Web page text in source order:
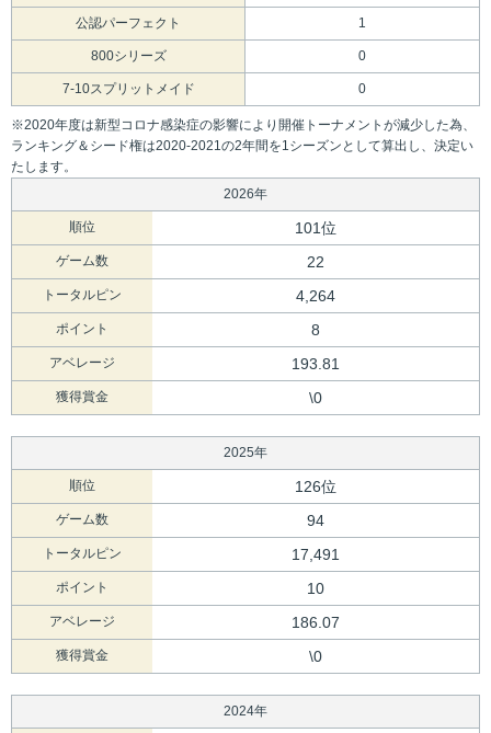
公認パーフェクト 1
800シリーズ 0
7-10スプリットメイド 0
※2020年度は新型コロナ感染症の影響により開催トーナメントが減少した為、
ランキング＆シード権は2020-2021の2年間を1シーズンとして算出し、決定い
たします。
2026年
順位 101位
ゲーム数 22
トータルピン 4,264
ポイント 8
アベレージ 193.81
獲得賞金 \0
2025年
順位 126位
ゲーム数 94
トータルピン 17,491
ポイント 10
アベレージ 186.07
獲得賞金 \0
2024年